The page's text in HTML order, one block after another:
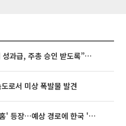
김정관 장관 “반도체 성과급, 주총 승인 받도록”…상법·자본시장법 개정 시사
로서 미상 폭발물 발견
태풍 '돌핀' 이어 '찬홈' 등장…예상 경로에 한국 '한숨'